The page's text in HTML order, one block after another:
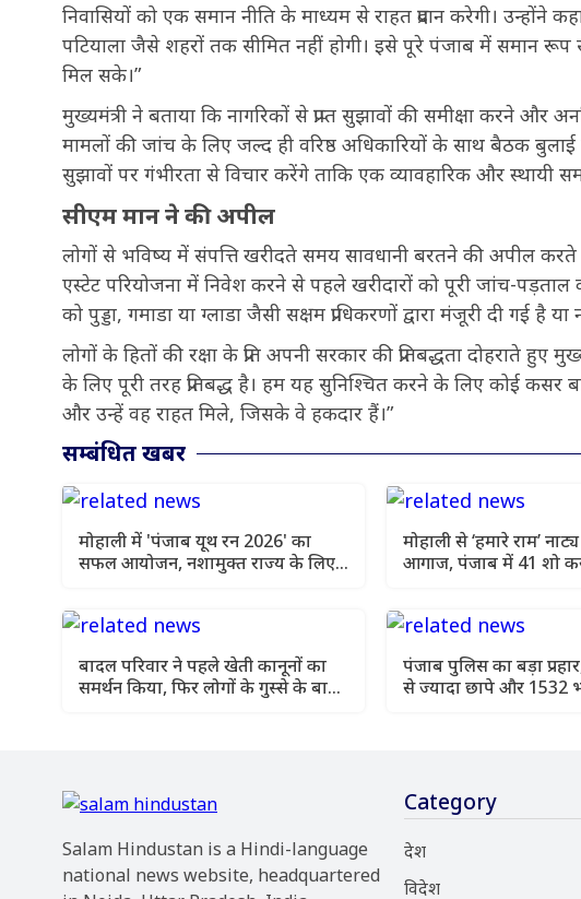
निवासियों को एक समान नीति के माध्यम से राहत प्रदान करेगी। उन्होंने
पटियाला जैसे शहरों तक सीमित नहीं होगी। इसे पूरे पंजाब में समान रूप से
मिल सके।”
मुख्यमंत्री ने बताया कि नागरिकों से प्राप्त सुझावों की समीक्षा करने और
मामलों की जांच के लिए जल्द ही वरिष्ठ अधिकारियों के साथ बैठक बुलाई
सुझावों पर गंभीरता से विचार करेंगे ताकि एक व्यावहारिक और स्थायी
सीएम मान ने की अपील
लोगों से भविष्य में संपत्ति खरीदते समय सावधानी बरतने की अपील
एस्टेट परियोजना में निवेश करने से पहले खरीदारों को पूरी जांच-
को पुड्डा, गमाडा या ग्लाडा जैसी सक्षम प्राधिकरणों द्वारा मंजूरी दी गई है या
लोगों के हितों की रक्षा के प्रति अपनी सरकार की प्रतिबद्धता दोहराते
के लिए पूरी तरह प्रतिबद्ध है। हम यह सुनिश्चित करने के लिए कोई कसर
और उन्हें वह राहत मिले, जिसके वे हकदार हैं।”
सम्बंधित खबर
मोहाली में 'पंजाब यूथ रन 2026' का
सफल आयोजन, नशामुक्त राज्य के लिए
मोहाली से ‘हमारे राम’
आगाज, पंजाब में 41 शो
बादल परिवार ने पहले खेती कानूनों का
समर्थन किया, फिर लोगों के गुस्से के बाद
पंजाब पुलिस का बड़ा
से ज्यादा छापे और 1532
Salam Hindustan is a Hindi-language
national news website, headquartered
Category
देश
विदेश